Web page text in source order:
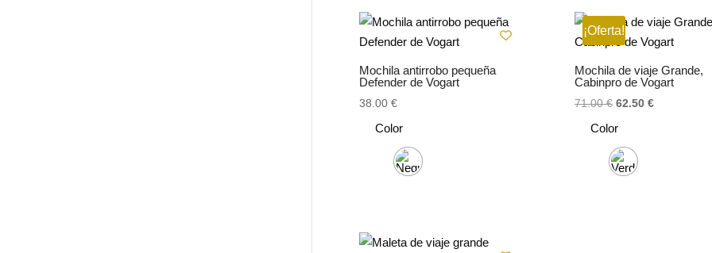
Mochila antirrobo pequeña
Defender de Vogart
38.00 €
Color
¡Oferta!
Mochila de viaje Grande,
Cabinpro de Vogart
71.00€ El
era:
71.00 €.
62.50€El
Color